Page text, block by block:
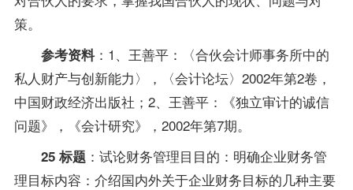
策。
参考资料：1、王善平：〈合伙会计师事务所中的
私人财产与创新能力〉，〈会计论坛〉2002年第2卷，
中国财政经济出版社；2、王善平：《独立审计的诚信
问题》，《会计研究》，2002年第7期。
25 标题：试论财务管理目目的：明确企业财务管
理目标内容：介绍国内外关于企业财务目标的几种主要